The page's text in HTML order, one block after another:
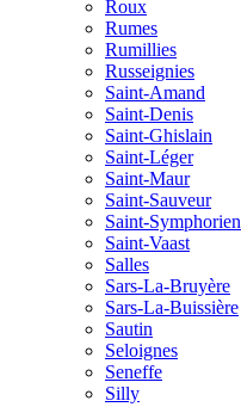
Roux
Rumes
Rumillies
Russeignies
Saint-Amand
Saint-Denis
Saint-Ghislain
Saint-Léger
Saint-Maur
Saint-Sauveur
Saint-Symphorien
Saint-Vaast
Salles
Sars-La-Bruyère
Sars-La-Buissière
Sautin
Seloignes
Seneffe
Silly